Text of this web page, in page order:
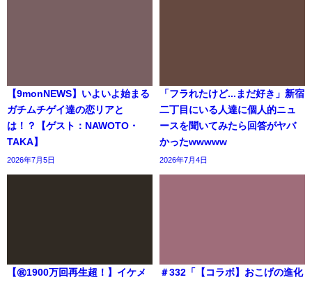
【9monNEWS】いよいよ始まる
ガチムチゲイ達の恋リアと
は！？【ゲスト：NAWOTO・
TAKA】
2026年7月5日
「フラれたけど...まだ好き」新宿
二丁目にいる人達に個人的ニュ
ースを聞いてみたら回答がヤバ
かったwwwww
2026年7月4日
【㊗️1900万回再生超！】イケメ
＃332「【コラボ】おこげの進化